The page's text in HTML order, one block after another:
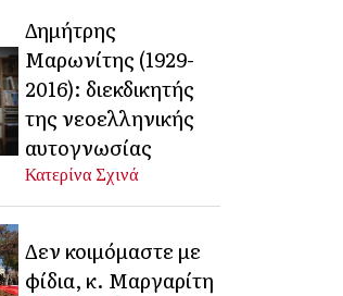
Δημήτρης
Μαρωνίτης (1929-
2016): διεκδικητής
της νεοελληνικής
αυτογνωσίας
Κατερίνα Σχινά
Δεν κοιμόμαστε με
φίδια, κ. Μαργαρίτη